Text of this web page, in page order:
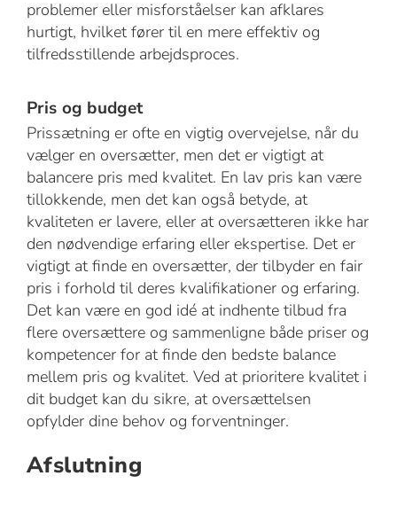
problemer eller misforståelser kan afklares
hurtigt, hvilket fører til en mere effektiv og
tilfredsstillende arbejdsproces.
Pris og budget
Prissætning er ofte en vigtig overvejelse, når du
vælger en oversætter, men det er vigtigt at
balancere pris med kvalitet. En lav pris kan være
tillokkende, men det kan også betyde, at
kvaliteten er lavere, eller at oversætteren ikke har
den nødvendige erfaring eller ekspertise. Det er
vigtigt at finde en oversætter, der tilbyder en fair
pris i forhold til deres kvalifikationer og erfaring.
Det kan være en god idé at indhente tilbud fra
flere oversættere og sammenligne både priser og
kompetencer for at finde den bedste balance
mellem pris og kvalitet. Ved at prioritere kvalitet i
dit budget kan du sikre, at oversættelsen
opfylder dine behov og forventninger.
Afslutning